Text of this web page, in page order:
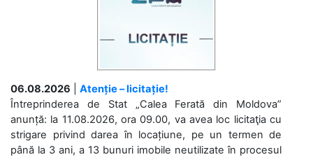
06.08.2026
Atenție – licitație!
Întreprinderea de Stat „Calea Ferată din Moldova”
anunță: la 11.08.2026, ora 09.00, va avea loc licitaţia cu
strigare privind darea în locațiune, pe un termen de
până la 3 ani, a 13 bunuri imobile neutilizate în procesul